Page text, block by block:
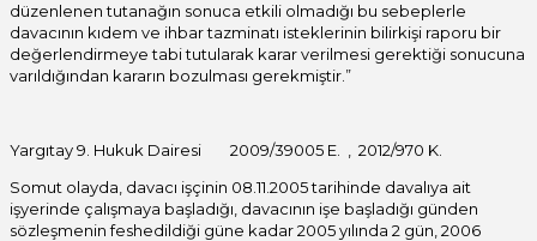
düzenlenen tutanağın sonuca etkili olmadığı bu sebeplerle
davacının kıdem ve ihbar tazminatı isteklerinin bilirkişi raporu bir
değerlendirmeye tabi tutularak karar verilmesi gerektiği sonucuna
varıldığından kararın bozulması gerekmiştir.”
Yargıtay 9. Hukuk Dairesi 2009/39005 E. , 2012/970 K.
Somut olayda, davacı işçinin 08.11.2005 tarihinde davalıya ait
işyerinde çalışmaya başladığı, davacının işe başladığı günden
sözleşmenin feshedildiği güne kadar 2005 yılında 2 gün, 2006